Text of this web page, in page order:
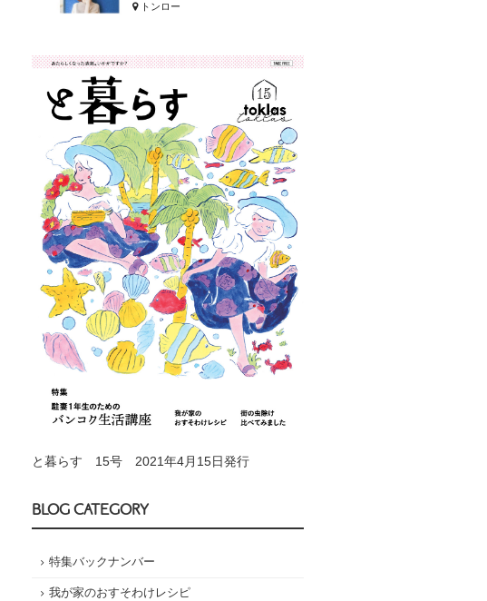
トンロー
と暮らす 15号 2021年4月15日発行
BLOG CATEGORY
特集バックナンバー
我が家のおすそわけレシピ